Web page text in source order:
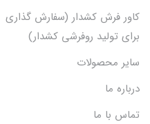
کاور فرش کشدار (سفارش گذاری
برای تولید روفرشی کشدار)
سایر محصولات
درباره ما
تماس با ما